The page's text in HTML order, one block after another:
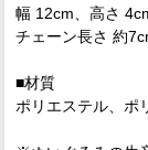
幅 12cm、高さ
チェーン長さ 約
■材質
ポリエステル、ポ